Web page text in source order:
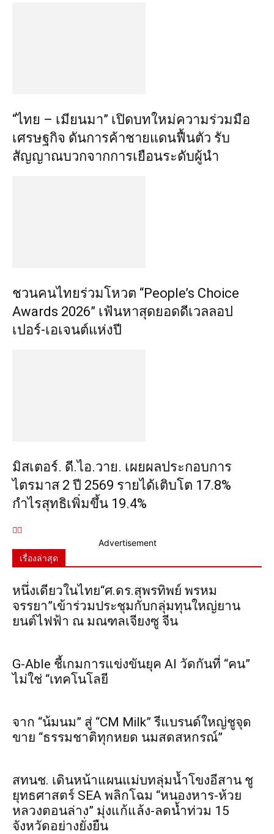
“ไทย – เมียนมา” เปิดบทใหม่ความร่วมมือ
เศรษฐกิจ ดันการค้าชายแดนฟื้นตัว รับ
สัญญาณบวกจากการเยือนระดับผู้นำ
ชวนคนไทยร่วมโหวต “People’s Choice
Awards 2026” เฟ้นหาสุดยอดดีเวลลอป
เปอร์-เอเจนต์แห่งปี
มิสเตอร์. ดี.ไอ.วาย. เผยผลประกอบการ
ไตรมาส 2 ปี 2569 รายได้เติบโต 17.8%
กำไรสุทธิเพิ่มขึ้น 19.4%
Advertisement
เรื่องล่าสุด
หนึ่งเดียวในไทย“ศ.ดร.สุพรทิพย์ พรหม
จรรยา”เข้าร่วมประชุมกับกลุ่มทุนใหญ่ยาน
ยนต์ไฟฟ้า ณ มณฑลเจียงซู จีน
G-Able ชี้เกมการแข่งขันยุค AI วัดกันที่ “คน”
ไม่ใช่ “เทคโนโลยี
จาก “น้มนม” สู่ “CM Milk” รีแบรนด์ใหญ่ชูจุด
ขาย “ธรรมชาติทุกหยด นมสดสหกรณ์”
สทนช. เดินหน้าแผนแม่บทลุ่มน้ำโขงอีสาน ชู
ยุทธศาสตร์ SEA พลิกโฉม “หนองหาร-ห้วย
หลวงตอนล่าง” มุ่งแก้แล้ง-ลดน้ำท่วม 15
จังหวัดอย่างยั่งยืน